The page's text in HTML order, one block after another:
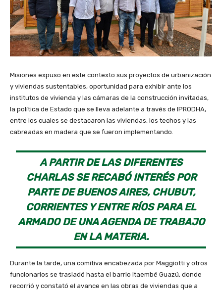
Misiones expuso en este contexto sus proyectos de urbanización
y viviendas sustentables, oportunidad para exhibir ante los
institutos de vivienda y las cámaras de la construcción invitadas,
la política de Estado que se lleva adelante a través de IPRODHA,
entre los cuales se destacaron las viviendas, los techos y las
cabreadas en madera que se fueron implementando.
A PARTIR DE LAS DIFERENTES
CHARLAS SE RECABÓ INTERÉS POR
PARTE DE BUENOS AIRES, CHUBUT,
CORRIENTES Y ENTRE RÍOS PARA EL
ARMADO DE UNA AGENDA DE TRABAJO
EN LA MATERIA.
Durante la tarde, una comitiva encabezada por Maggiotti y otros
funcionarios se trasladó hasta el barrio Itaembé Guazú, donde
recorrió y constató el avance en las obras de viviendas que a